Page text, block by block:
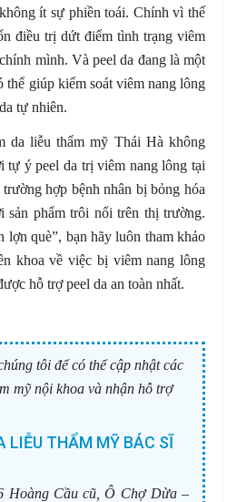
ít sự phiền toái. Chính vì thế
điều trị dứt điểm tình trạng viêm
mình. Và peel da đang là một
thể giúp kiểm soát viêm nang lông
tự nhiên.
da liễu thẩm mỹ Thái Hà không
tự ý peel da trị viêm nang lông tại
hợp bệnh nhân bị bỏng hóa
sản phẩm trôi nổi trên thị trường.
lợn què”, bạn hãy luôn tham khảo
khoa về việc bị viêm nang lông
hỗ trợ peel da an toàn nhất.
tôi để có thể cập nhật các
mỹ nội khoa và nhận hỗ trợ
LIỄU THẨM MỸ BÁC SĨ
Hoàng Cầu cũ, Ô Chợ Dừa –